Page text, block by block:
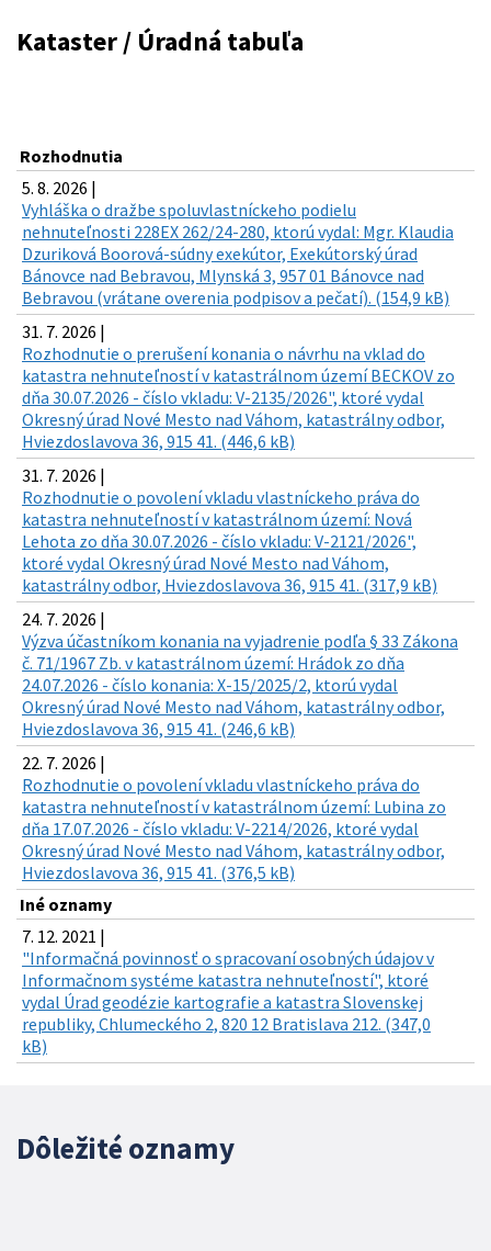
Kataster / Úradná tabuľa
Rozhodnutia
5. 8. 2026 |
Vyhláška o dražbe spoluvlastníckeho podielu
nehnuteľnosti 228EX 262/24-280, ktorú vydal: Mgr. Klaudia
Dzuriková Boorová-súdny exekútor, Exekútorský úrad
Bánovce nad Bebravou, Mlynská 3, 957 01 Bánovce nad
Bebravou (vrátane overenia podpisov a pečatí). (154,9 kB)
31. 7. 2026 |
Rozhodnutie o prerušení konania o návrhu na vklad do
katastra nehnuteľností v katastrálnom území BECKOV zo
dňa 30.07.2026 - číslo vkladu: V-2135/2026", ktoré vydal
Okresný úrad Nové Mesto nad Váhom, katastrálny odbor,
Hviezdoslavova 36, 915 41. (446,6 kB)
31. 7. 2026 |
Rozhodnutie o povolení vkladu vlastníckeho práva do
katastra nehnuteľností v katastrálnom území: Nová
Lehota zo dňa 30.07.2026 - číslo vkladu: V-2121/2026",
ktoré vydal Okresný úrad Nové Mesto nad Váhom,
katastrálny odbor, Hviezdoslavova 36, 915 41. (317,9 kB)
24. 7. 2026 |
Výzva účastníkom konania na vyjadrenie podľa § 33 Zákona
č. 71/1967 Zb. v katastrálnom území: Hrádok zo dňa
24.07.2026 - číslo konania: X-15/2025/2, ktorú vydal
Okresný úrad Nové Mesto nad Váhom, katastrálny odbor,
Hviezdoslavova 36, 915 41. (246,6 kB)
22. 7. 2026 |
Rozhodnutie o povolení vkladu vlastníckeho práva do
katastra nehnuteľností v katastrálnom území: Lubina zo
dňa 17.07.2026 - číslo vkladu: V-2214/2026, ktoré vydal
Okresný úrad Nové Mesto nad Váhom, katastrálny odbor,
Hviezdoslavova 36, 915 41. (376,5 kB)
Iné oznamy
7. 12. 2021 |
"Informačná povinnosť o spracovaní osobných údajov v
Informačnom systéme katastra nehnuteľností", ktoré
vydal Úrad geodézie kartografie a katastra Slovenskej
republiky, Chlumeckého 2, 820 12 Bratislava 212. (347,0
kB)
Dôležité oznamy